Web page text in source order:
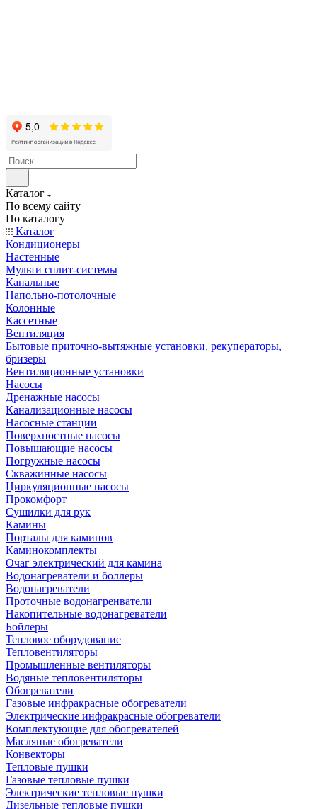
Каталог
По всему сайту
По каталогу
Каталог
Кондиционеры
Настенные
Мульти сплит-системы
Канальные
Напольно-потолочные
Колонные
Кассетные
Вентиляция
Бытовые приточно-вытяжные установки, рекуператоры,
бризеры
Вентиляционные установки
Насосы
Дренажные насосы
Канализационные насосы
Насосные станции
Поверхностные насосы
Повышающие насосы
Погружные насосы
Скважинные насосы
Циркуляционные насосы
Прокомфорт
Сушилки для рук
Камины
Порталы для каминов
Каминокомплекты
Очаг электрический для камина
Водонагреватели и боллеры
Водонагреватели
Проточные водонагренватели
Накопительные водонагреватели
Бойлеры
Тепловое оборудование
Тепловентиляторы
Промышленные вентиляторы
Водяные тепловентиляторы
Обогреватели
Газовые инфракрасные обогреватели
Электрические инфракрасные обогреватели
Комплектующие для обогревателей
Масляные обогреватели
Конвекторы
Тепловые пушки
Газовые тепловые пушки
Электрические тепловые пушки
Дизельные тепловые пушки